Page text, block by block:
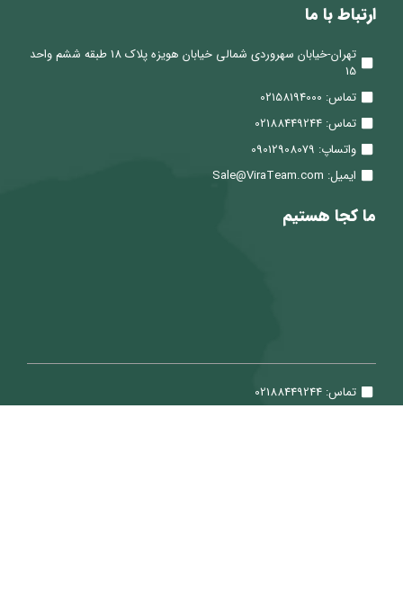
ارتباط با ما
تهران-خیابان سهروردی شمالی خیابان هویزه پلاک 18 طبقه ششم واحد
15
تماس: 02158194000
تماس: 02188449244
واتساپ: 09012908079
ایمیل: Sale@ViraTeam.com
ما کجا هستیم
تماس: 02188449244